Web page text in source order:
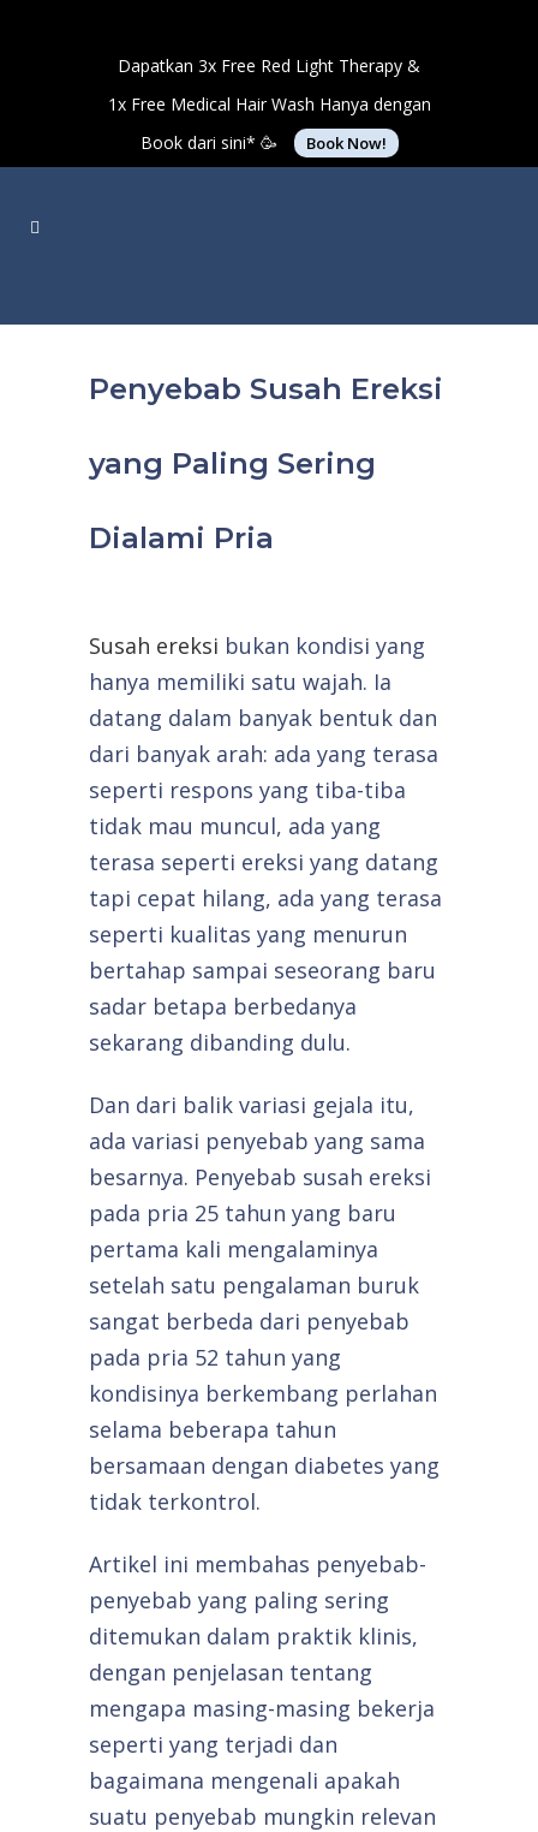
Dapatkan 3x Free Red Light Therapy &
1x Free Medical Hair Wash Hanya dengan
Book dari sini* 🥳
Book Now!
Penyebab Susah Ereksi
yang Paling Sering
Dialami Pria
Susah ereksi bukan kondisi yang
hanya memiliki satu wajah. Ia
datang dalam banyak bentuk dan
dari banyak arah: ada yang terasa
seperti respons yang tiba-tiba
tidak mau muncul, ada yang
terasa seperti ereksi yang datang
tapi cepat hilang, ada yang terasa
seperti kualitas yang menurun
bertahap sampai seseorang baru
sadar betapa berbedanya
sekarang dibanding dulu.
Dan dari balik variasi gejala itu,
ada variasi penyebab yang sama
besarnya. Penyebab susah ereksi
pada pria 25 tahun yang baru
pertama kali mengalaminya
setelah satu pengalaman buruk
sangat berbeda dari penyebab
pada pria 52 tahun yang
kondisinya berkembang perlahan
selama beberapa tahun
bersamaan dengan diabetes yang
tidak terkontrol.
Artikel ini membahas penyebab-
penyebab yang paling sering
ditemukan dalam praktik klinis,
dengan penjelasan tentang
mengapa masing-masing bekerja
seperti yang terjadi dan
bagaimana mengenali apakah
suatu penyebab mungkin relevan